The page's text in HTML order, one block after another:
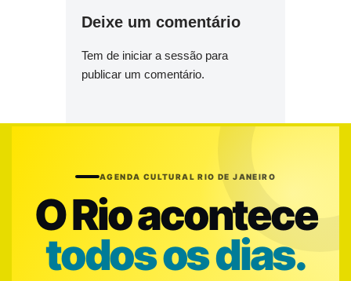
Deixe um comentário
Tem de iniciar a sessão para
publicar um comentário.
AGENDA CULTURAL RIO DE JANEIRO
O Rio acontece
todos os dias.